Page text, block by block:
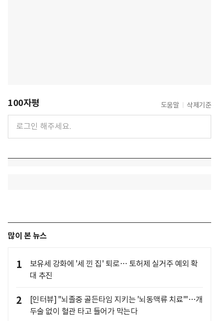
100자평 도움말 삭제기준
많이 본 뉴스
1
보유세 강화에 '세 낀 집' 퇴로… 토허제 실거주 예외 확
대 추진
2
[인터뷰] "뇌졸중 골든타임 지키는 '뇌동맥류 치료'"…개
두술 없이 혈관 타고 들어가 막는다